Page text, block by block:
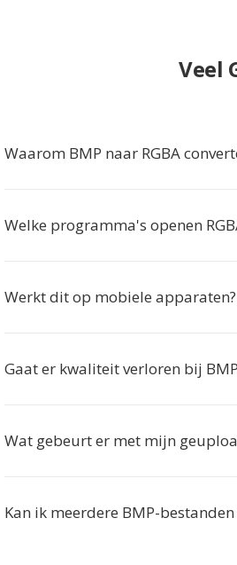
Veel
Waarom BMP naar RGBA
Welke programma's openen
Werkt dit op mobiele apparaten?
Gaat er kwaliteit verloren bij BMP
Wat gebeurt er met mijn
Kan ik meerdere BMP-